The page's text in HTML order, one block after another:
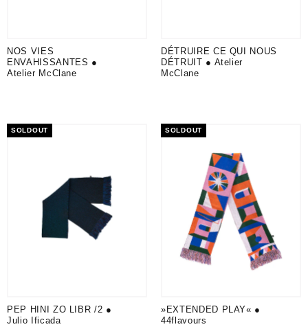
NOS VIES
ENVAHISSANTES ●
Atelier McClane
DÉTRUIRE CE QUI NOUS
DÉTRUIT ● Atelier
McClane
SOLDOUT
PEP HINI ZO LIBR /2 ●
Julio Ificada
SOLDOUT
»EXTENDED PLAY« ●
44flavours